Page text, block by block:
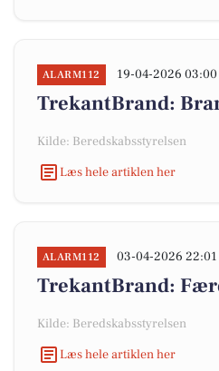
ALARM112 19-04-2026 03:00
TrekantBrand:
Kilde: Beredskabsstyrelsen
Læs hele artiklen her
ALARM112 03-04-2026 22:01
TrekantBrand:
Kilde: Beredskabsstyrelsen
Læs hele artiklen her